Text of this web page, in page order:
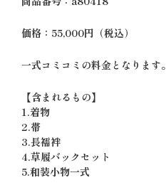
価格：55,000円（税込）
一式コミコミの料金となります。
【含まれるもの】
1.着物
2.帯
3.長襦袢
4.草履バックセット
5.和装小物一式